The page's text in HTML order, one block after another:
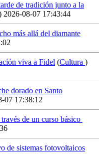
de tradición junto a la
2026-08-07 17:43:44
más allá del diamante
viva a Fidel (Cultura )
dorado en Santo
07 17:38:12
de un curso básico
de sistemas fotovoltaicos